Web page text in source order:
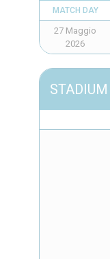
MATCH DAY
27 Maggio
2026
STADIUM